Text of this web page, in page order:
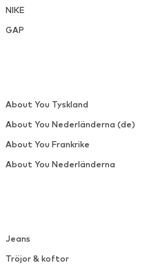
NIKE
GAP
Jeans
Tröjor & koftor
About You Tyskland
About You Nederländerna (de)
About You Frankrike
About You Nederländerna